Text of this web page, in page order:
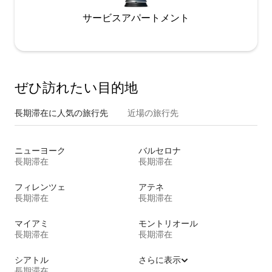
サービスアパートメント
ぜひ訪⁠れ⁠た⁠い目⁠的⁠地
長期滞在に人気の旅行先 近場の旅行先
ニューヨーク
長期滞在
バルセロナ
長期滞在
フィレンツェ
長期滞在
アテネ
長期滞在
マイアミ
長期滞在
モントリオール
長期滞在
シアトル
さらに表示